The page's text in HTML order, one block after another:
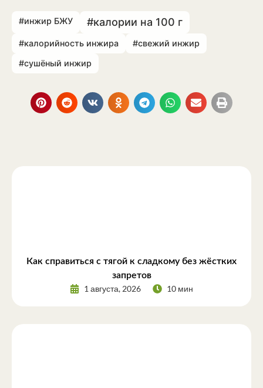
#инжир БЖУ #калории на 100 г
#калорийность инжира
#свежий инжир
#сушёный инжир
Как справиться с тягой к сладкому без жёстких
запретов
1 августа, 2026 10 мин